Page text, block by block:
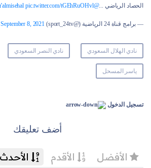
الحصاد الرياضي ...@Yalmisehal
pic.twitter.com/tGEhRuOHvl
— برامج قناة 24 الرياضية (@sport_24tv) September 8, 2021
نادي الهلال السعودي نادي النصر السعودي
ياسر المسحل
تسجيل الدخول
أضف تعليقك